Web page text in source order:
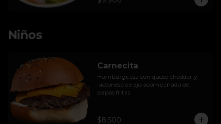
Niños
Carnecita
Hamburguesa con queso cheddar y
lactonesa de ajo acompañada de
papas fritas.
$8.500